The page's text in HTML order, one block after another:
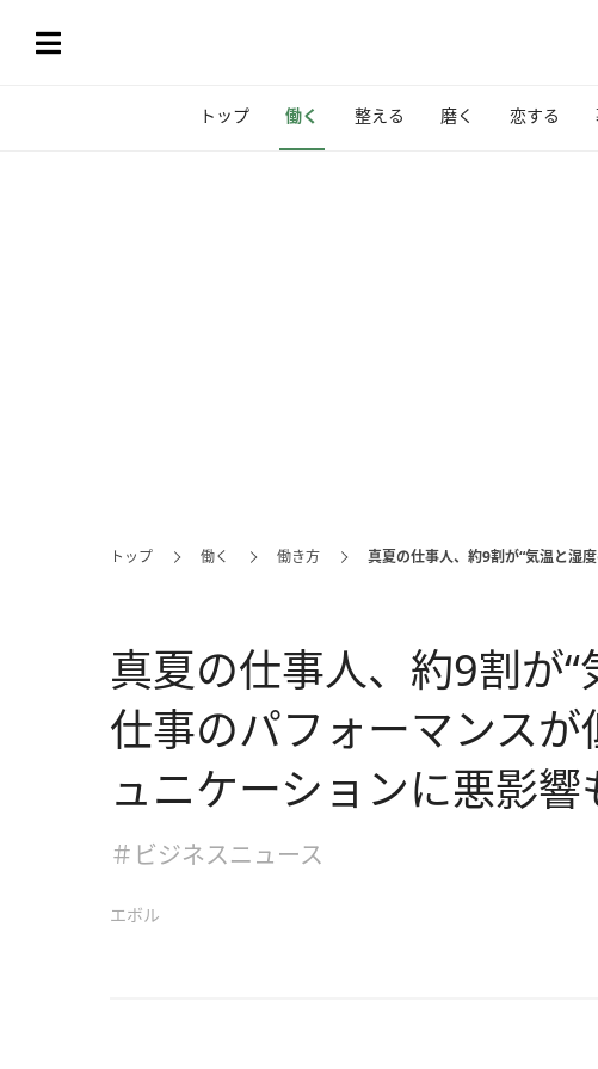
トップ 働く 整える 磨く 恋する
トップ 働く 働き方 真夏の仕事人、約9割が“気温と湿
真夏の仕事人、約9割が
仕事のパフォーマンス
ュニケーションに悪影響
＃ビジネスニュース
エボル